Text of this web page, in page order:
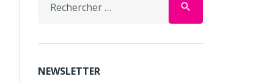
for:
search
NEWSLETTER